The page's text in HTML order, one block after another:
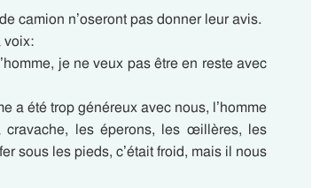
camion n’oseront pas donner leur avis.
voix:
je ne veux pas être en reste avec
a été trop généreux avec nous, l’homme
les éperons, les œillères, les
sous les pieds, c’était froid, mais il nous